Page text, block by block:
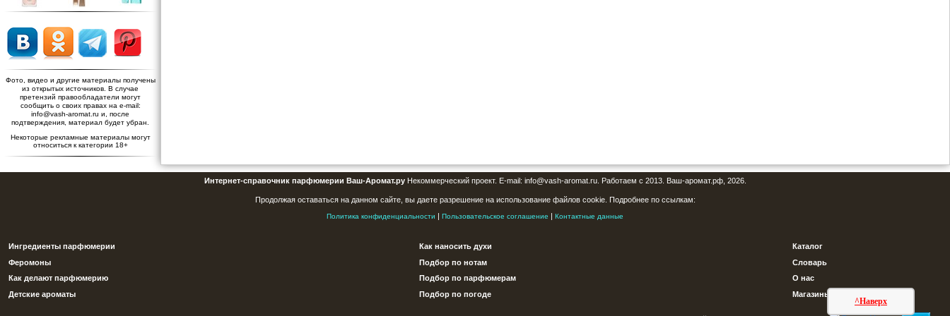
Фото, видео и другие материалы получены
из открытых источников. В случае
претензий правообладатели могут
сообщить о своих правах на e-mail:
info@vash-aromat.ru и, после
подтверждения, материал будет убран.
Некоторые рекламные материалы могут
относиться к категории 18+
^Наверх
Интернет-справочник парфюмерии Ваш-Аромат.руНекоммерческий проект. E-mail: info@vash-aromat.ru. Работаем с 2013. Ваш-аромат.рф, 2026.
Продолжая оставаться на данном сайте, вы даете разрешение на использование файлов cookie. Подробнее по ссылкам:
Политика конфиденциальности | Пользовательское соглашение | Контактные данные
Ингредиенты парфюмерии
Феромоны
Как делают парфюмерию
Детские ароматы
Как наносить духи
Подбор по нотам
Подбор по парфюмерам
Подбор по погоде
Каталог
Словарь
О нас
Магазины